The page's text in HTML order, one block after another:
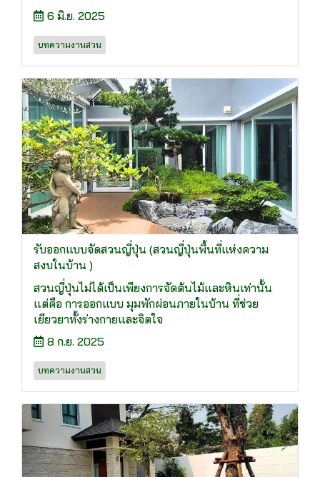
6 มิ.ย. 2025
บทความงานสวน
รับออกแบบจัดสวนญี่ปุ่น (สวนญี่ปุ่นพื้นที่แห่งความ
สงบในบ้าน )
สวนญี่ปุ่นไม่ได้เป็นเพียงการจัดต้นไม้และหินเท่านั้น
แต่คือ การออกแบบ มุมพักผ่อนภายในบ้าน ที่ช่วย
เยียวยาทั้งร่างกายและจิตใจ
8 ก.ย. 2025
บทความงานสวน